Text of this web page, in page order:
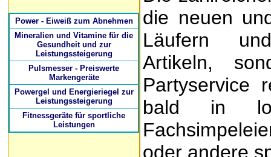
Power - Eiweiß zum Abnehmen
Mineralien und Vitamine für die
Gesundheit und zur
Leistungssteigerung
Pulsmesser - Preiswerte
Markengeräte
Powergel und Energieriegel zur
Leistungssteigerung
Fitnessgeräte für sportliche
Leistungen
die neuen
Läufern
Artikeln,
Partyservice
bald in
oder andere